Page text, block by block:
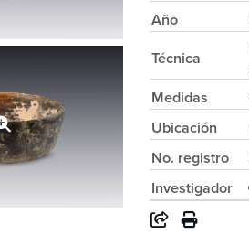
Año
Técnica
Medidas
Ubicación
No. registro
Investigador